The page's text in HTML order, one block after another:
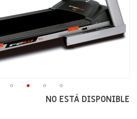
NO ESTÁ DISPONIBLE